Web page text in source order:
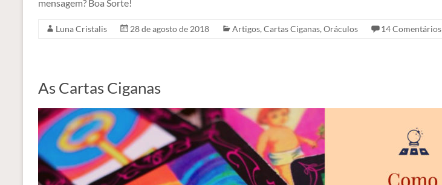
mensagem? Boa Sorte!
Luna Cristalis 28 de agosto de 2018 Artigos, Cartas Ciganas, Oráculos 14 Comentários
As Cartas Ciganas